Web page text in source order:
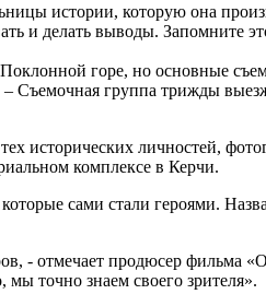
истории, которую она
и делать выводы. Запомните
горе, но основные
– Съемочная группа трижды
исторических личностей,
комплексе в Керчи.
сами стали героями.
- отмечает продюсер
мы точно знаем своего зрителя».